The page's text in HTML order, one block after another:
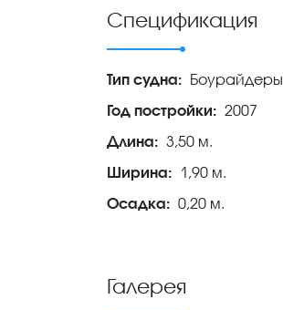
Спецификация
Тип судна: Боурайдеры
Год постройки: 2007
Длина: 3,50 м.
Ширина: 1,90 м.
Осадка: 0,20 м.
Галерея